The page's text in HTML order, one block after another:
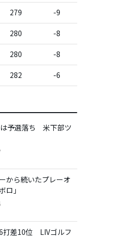
279 -9
280 -8
280 -8
282 -6
予選落ち 米下部ツ
から続いたプレーオ
ロ」
打差10位 LIVゴルフ